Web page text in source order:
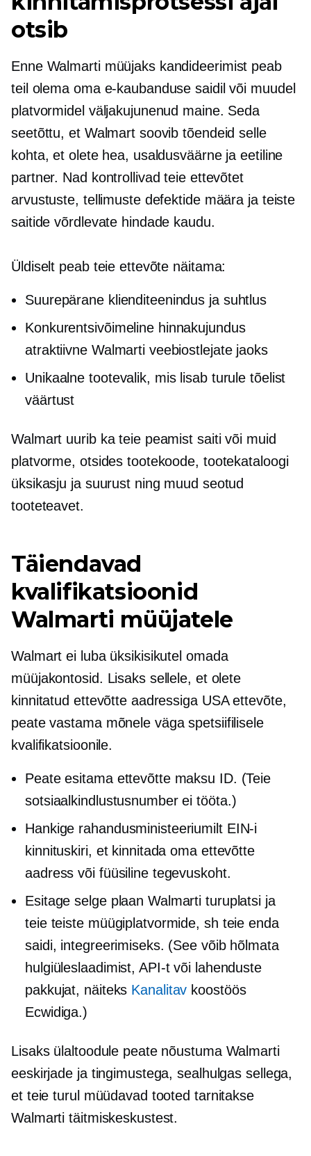
otsib
Enne Walmarti müüjaks kandideerimist peab
teil olema oma e-kaubanduse saidil või muudel
platvormidel väljakujunenud maine. Seda
seetõttu, et Walmart soovib tõendeid selle
kohta, et olete hea, usaldusväärne ja eetiline
partner. Nad kontrollivad teie ettevõtet
arvustuste, tellimuste defektide määra ja teiste
saitide võrdlevate hindade kaudu.
Üldiselt peab teie ettevõte näitama:
Suurepärane klienditeenindus ja suhtlus
Konkurentsivõimeline hinnakujundus
atraktiivne Walmarti veebiostlejate jaoks
Unikaalne tootevalik, mis lisab turule tõelist
väärtust
Walmart uurib ka teie peamist saiti või muid
platvorme, otsides tootekoode, tootekataloogi
üksikasju ja suurust ning muud seotud
tooteteavet.
Täiendavad
kvalifikatsioonid
Walmarti müüjatele
Walmart ei luba üksikisikutel omada
müüjakontosid. Lisaks sellele, et olete
kinnitatud ettevõtte aadressiga USA ettevõte,
peate vastama mõnele väga spetsiifilisele
kvalifikatsioonile.
Peate esitama ettevõtte maksu ID. (Teie
sotsiaalkindlustusnumber ei tööta.)
Hankige rahandusministeeriumilt EIN-i
kinnituskiri, et kinnitada oma ettevõtte
aadress või füüsiline tegevuskoht.
Esitage selge plaan Walmarti turuplatsi ja
teie teiste müügiplatvormide, sh teie enda
saidi, integreerimiseks. (See võib hõlmata
hulgiüleslaadimist, API-t või lahenduste
pakkujat, näiteks Kanalitav koostöös
Ecwidiga.)
Lisaks ülaltoodule peate nõustuma Walmarti
eeskirjade ja tingimustega, sealhulgas sellega,
et teie turul müüdavad tooted tarnitakse
Walmarti täitmiskeskustest.